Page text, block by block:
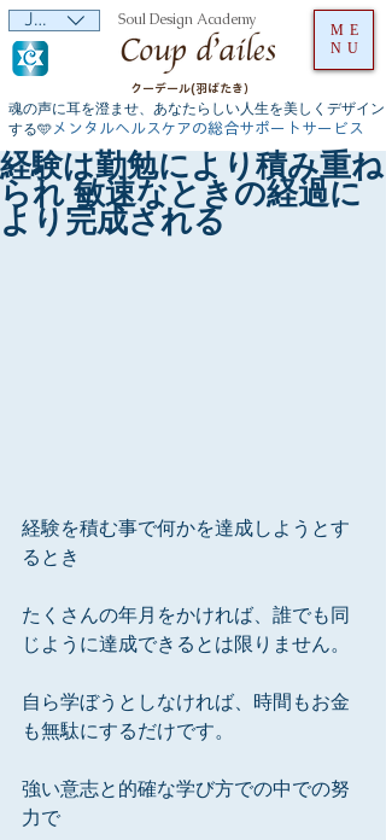
クーデール(羽ばたき）
魂の声に耳を澄ませ、あなたらしい人生を美しくデザイン
する🩵 メンタルヘルスケアの総合サポートサービス
ME
NU
JPY (¥) Soul Design Academy
経験は勤勉により積み重ね
られ 敏速なときの経過に
より完成される
経験を積む事で何かを達成しようとす
るとき
たくさんの年月をかければ、誰でも同
じように達成できるとは限りません。
自ら学ぼうとしなければ、時間もお金
も無駄にするだけです。
強い意志と的確な学び方での中での努
力で